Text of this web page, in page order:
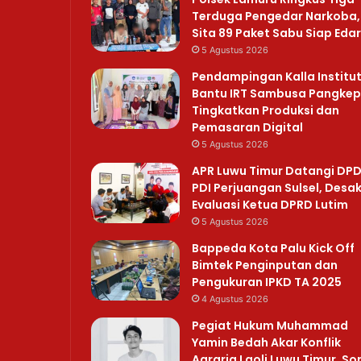
Terduga Pengedar Narkoba,
Sita 89 Paket Sabu Siap Edar
5 Agustus 2026
Pendampingan Kalla
Bantu IRT Sambusa Pangkep
Tingkatkan Produksi dan
Pemasaran Digital
5 Agustus 2026
APR Luwu Timur Datangi DPD
PDI Perjuangan Sulsel, Desak
Evaluasi Ketua DPRD Lutim
5 Agustus 2026
Bappeda Kota Palu Kick Off
Bimtek Penginputan dan
Pengukuran IPKD TA 2025
4 Agustus 2026
Pegiat Hukum Muhammad
Yamin Bedah Akar Konflik